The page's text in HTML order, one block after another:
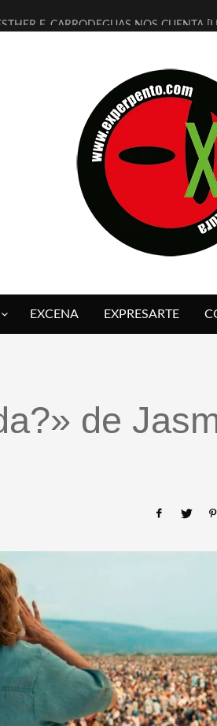
F. CARRODEGUAS NOS CUENTA
JONDA] DE JUAN GUERRERO
4, LA ESCUELA DEL DIRECTOR
AÑOS (NO ES NADA) DE LA KATARSIS
JUDÍAS EN #EXVITA
REINVENTAN [BITÁCORA
FLASH PRESENTA EN EXVITA
BARDAGÍ EN EXVITA
EXCENA EXPRESARTE
de